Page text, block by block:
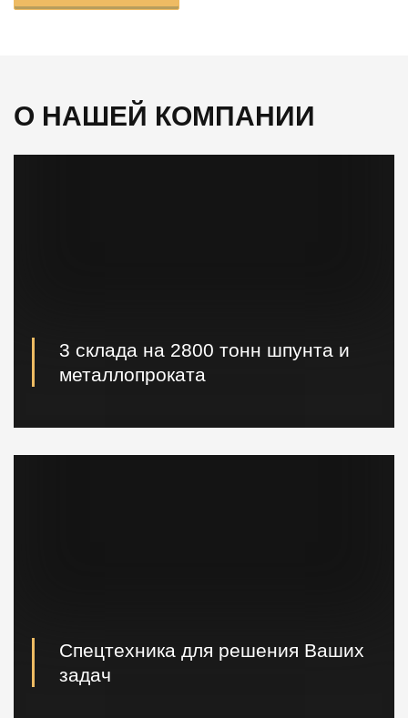
О НАШЕЙ КОМПАНИИ
3 склада на 2800 тонн шпунта и
металлопроката
Спецтехника для решения Ваших
задач